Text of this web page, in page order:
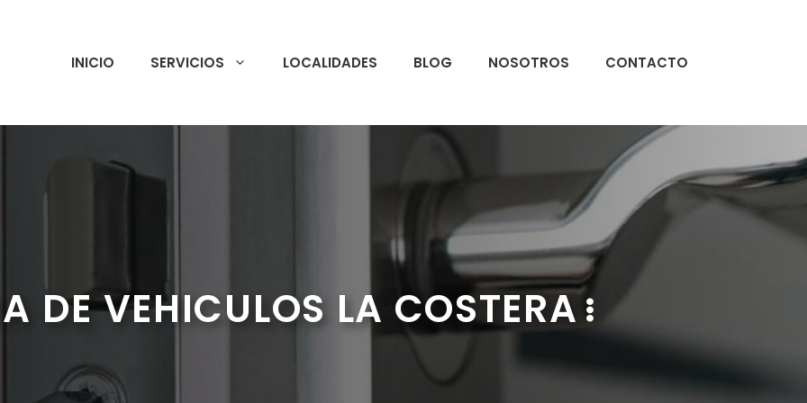
INICIO SERVICIOS LOCALIDADES BLOG NOSOTROS CONTACTO
DE VEHICULOS LA COSTERA